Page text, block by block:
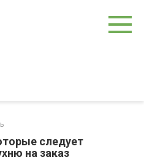
следует
на заказ